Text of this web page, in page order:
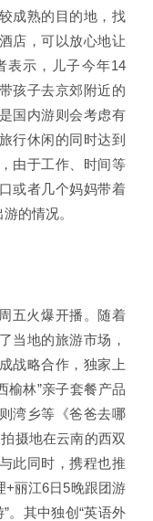
成熟的目的地，找
店，可以放心地让
表示，儿子今年14
孩子去京郊附近的
国内游则会考虑有
行休闲的同时达到
由于工作、时间等
或者几个妈妈带着
的情况。
五火爆开播。随着
当地的旅游市场，
战略合作，独家上
榆林”亲子套餐产品
湾乡等《爸爸去哪
摄地在云南的西双
此同时，携程也推
+丽江6日5晚跟团游
。其中独创“英语外